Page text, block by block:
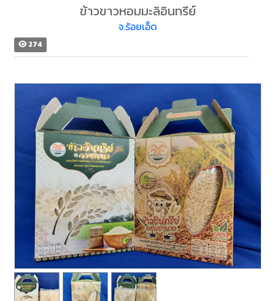
ข้าวขาวหอมมะลิอินทรีย์
จ.ร้อยเอ็ด
274